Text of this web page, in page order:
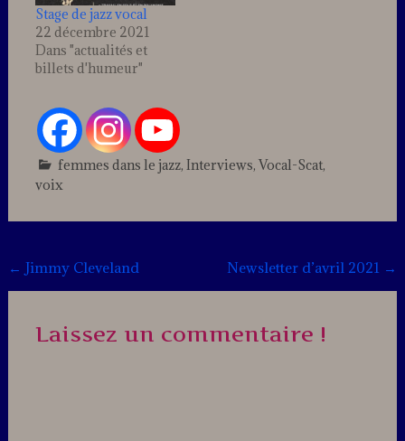
Stage de jazz vocal
22 décembre 2021
Dans "actualités et
billets d'humeur"
femmes dans le jazz, Interviews, Vocal-Scat,
voix
a
Post
← Jimmy Cleveland Newsletter d’avril 2021 →
Laissez un commentaire !